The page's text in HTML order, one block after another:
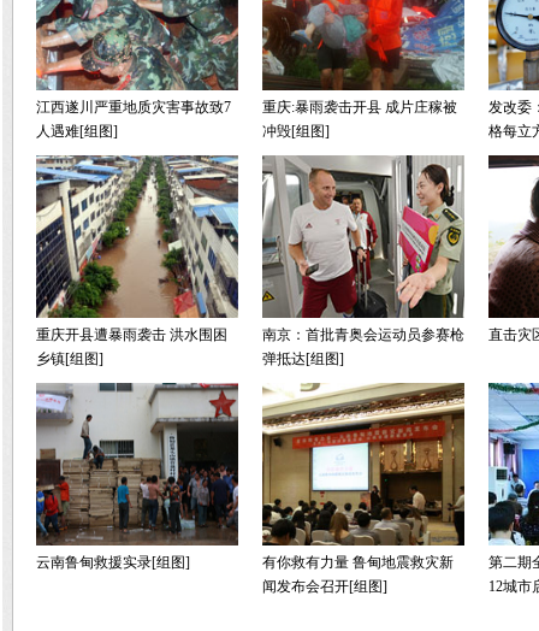
江西遂川严重地质灾害事故致7
人遇难[组图]
重庆:暴雨袭击开县 成片庄稼被
冲毁[组图]
发改委
格每立
重庆开县遭暴雨袭击 洪水围困
乡镇[组图]
南京：首批青奥会运动员参赛枪
弹抵达[组图]
直击灾
云南鲁甸救援实录[组图]
有你救有力量 鲁甸地震救灾新
闻发布会召开[组图]
第二期
12城市